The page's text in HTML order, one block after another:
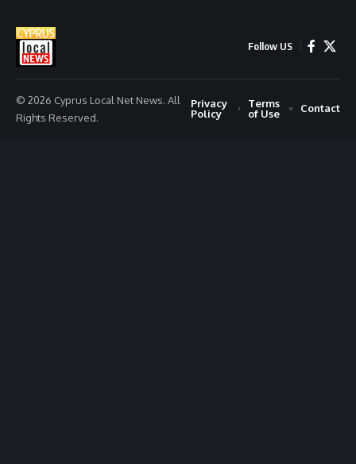
Follow US
© 2026 Cyprus Local Net News. All
Rights Reserved.
Privacy
Policy
Terms
of Use
Contact